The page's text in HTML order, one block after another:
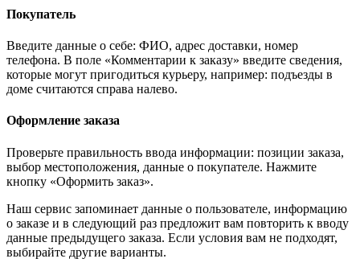
Покупатель
Введите данные о себе: ФИО, адрес доставки, номер
телефона. В поле «Комментарии к заказу» введите сведения,
которые могут пригодиться курьеру, например: подъезды в
доме считаются справа налево.
Оформление заказа
Проверьте правильность ввода информации: позиции заказа,
выбор местоположения, данные о покупателе. Нажмите
кнопку «Оформить заказ».
Наш сервис запоминает данные о пользователе, информацию
о заказе и в следующий раз предложит вам повторить к вводу
данные предыдущего заказа. Если условия вам не подходят,
выбирайте другие варианты.